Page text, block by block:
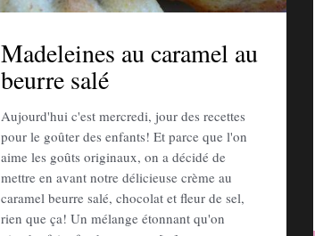
Madeleines au caramel au
beurre salé
Aujourd'hui c'est mercredi, jour des recettes
pour le goûter des enfants! Et parce que l'on
aime les goûts originaux, on a décidé de
mettre en avant notre délicieuse crème au
caramel beurre salé, chocolat et fleur de sel,
rien que ça! Un mélange étonnant qu'on